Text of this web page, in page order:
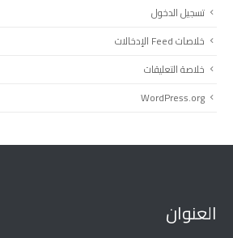
تسجيل الدخول
خلاصات Feed الإدخالات
خلاصة التعليقات
WordPress.org
العنوان